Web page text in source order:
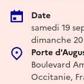
Date
samedi 19
dimanche
Porte
Boulevard
Occitanie,